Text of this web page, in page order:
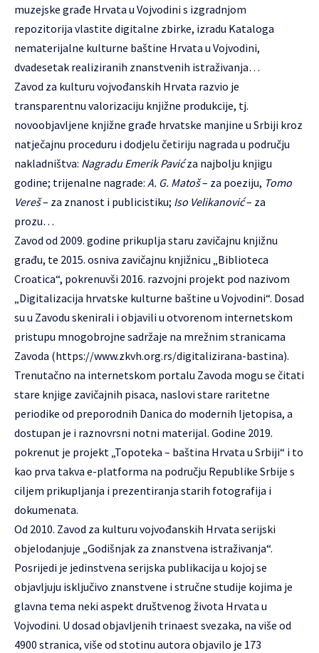
muzejske građe Hrvata u Vojvodini s izgradnjom
repozitorija vlastite digitalne zbirke, izradu Kataloga
nematerijalne kulturne baštine Hrvata u Vojvodini,
dvadesetak realiziranih znanstvenih istraživanja…
Zavod za kulturu vojvođanskih Hrvata razvio je
transparentnu valorizaciju knjižne produkcije, tj.
novoobjavljene knjižne građe hrvatske manjine u Srbiji kroz
natječajnu proceduru i dodjelu četiriju nagrada u području
nakladništva: Nagradu Emerik Pavićza najbolju knjigu
godine; trijenalne nagrade: A. G. Matoš– za poeziju, Tomo
Vereš– za znanost i publicistiku; Iso Velikanović– za
prozu…
Zavod od 2009. godine prikuplja staru zavičajnu knjižnu
građu, te 2015. osniva zavičajnu knjižnicu „Biblioteca
Croatica“, pokrenuvši 2016. razvojni projekt pod nazivom
„Digitalizacija hrvatske kulturne baštine u Vojvodini“. Dosad
su u Zavodu skenirali i objavili u otvorenom internetskom
pristupu mnogobrojne sadržaje na mrežnim stranicama
Zavoda (https://www.zkvh.org.rs/digitalizirana-bastina).
Trenutačno na internetskom portalu Zavoda mogu se čitati
stare knjige zavičajnih pisaca, naslovi stare raritetne
periodike od preporodnih Danica do modernih ljetopisa, a
dostupan je i raznovrsni notni materijal. Godine 2019.
pokrenut je projekt „Topoteka – baština Hrvata u Srbiji“ i to
kao prva takva e-platforma na području Republike Srbije s
ciljem prikupljanja i prezentiranja starih fotografija i
dokumenata.
Od 2010. Zavod za kulturu vojvođanskih Hrvata serijski
objelodanjuje „Godišnjak za znanstvena istraživanja“.
Posrijedi je jedinstvena serijska publikacija u kojoj se
objavljuju isključivo znanstvene i stručne studije kojima je
glavna tema neki aspekt društvenog života Hrvata u
Vojvodini. U dosad objavljenih trinaest svezaka, na više od
4900 stranica, više od stotinu autora objavilo je 173